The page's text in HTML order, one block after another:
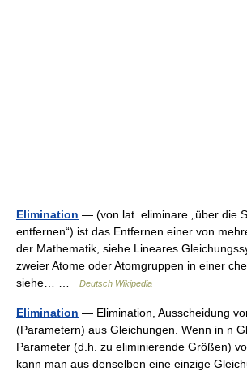
Elimination — (von lat. eliminare „über die
entfernen“) ist das Entfernen einer von
der Mathematik, siehe Lineares
zweier Atome oder Atomgruppen in einer
siehe… …
Deutsch Wikipedia
Elimination — Elimination, Ausscheidung
(Parametern) aus Gleichungen. Wenn in n
Parameter (d.h. zu eliminierende Größen)
kann man aus denselben eine einzige